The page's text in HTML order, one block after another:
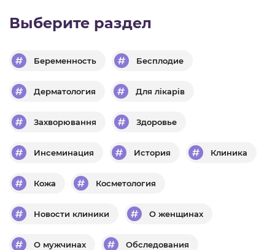
Выберите раздел
Беременность Бесплодие
Дерматология Для лікарів
Захворювання Здоровье
Инсеминация История Клиника
Кожа Косметология
Новости клиники О женщинах
О мужчинах Обследования